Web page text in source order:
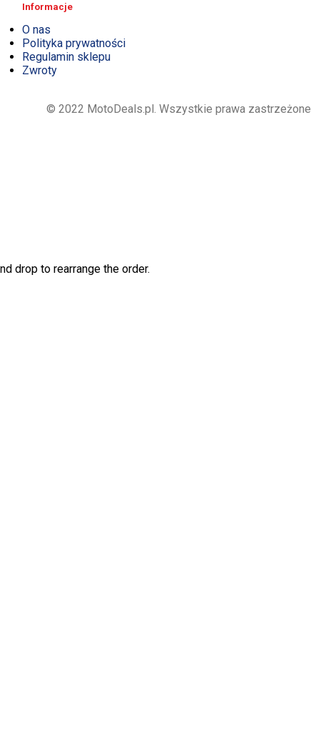
Informacje
O nas
Polityka prywatności
Regulamin sklepu
Zwroty
© 2022 MotoDeals.pl. Wszystkie prawa zastrzeżone.
drop to rearrange the order.